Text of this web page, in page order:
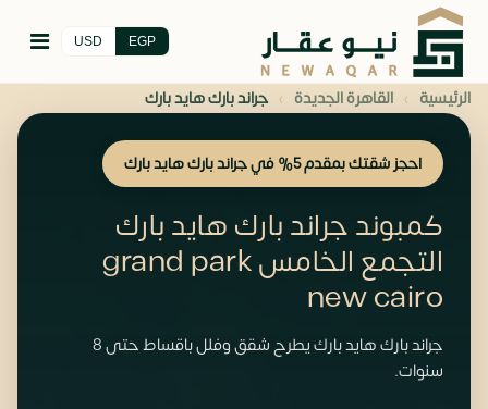
EGP
USD
الرئيسية › القاهرة الجديدة › جراند بارك هايد بارك
احجز شقتك بمقدم 5% في جراند بارك هايد بارك
كمبوند جراند بارك هايد بارك
التجمع الخامس grand park
new cairo
جراند بارك هايد بارك يطرح شقق وفلل باقساط حتى 8
سنوات.